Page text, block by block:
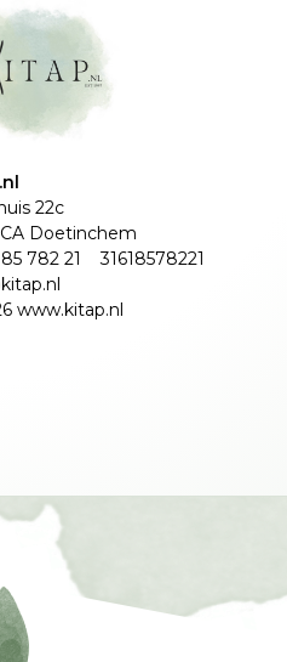
22c
Doetinchem
782 21
31618578221
www.kitap.nl